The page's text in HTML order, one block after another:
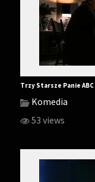
Trzy Starsze Panie ABC
Komedia
53 views